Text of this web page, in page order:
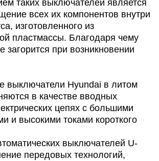
таких выключателей является
всех их компонентов внутри
изготовленного из
пластмассы. Благодаря чему
загорится при возникновении
выключатели Hyundai в литом
в качестве вводных
цепях с большими
и высокими токами короткого
выключателей U-
передовых технологий,